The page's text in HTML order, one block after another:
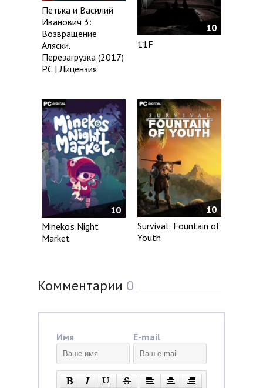
Петька и Василий
Иванович 3:
Возвращение
Аляски.
Перезагрузка (2017)
PC | Лицензия
10
11F
10
Mineko's Night
Market
10
Survival: Fountain of
Youth
Комментарии 0
Имя E-mail